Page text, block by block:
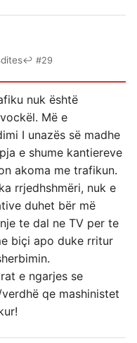
↩ #29
nuk është
Më e
I unazës së madhe
e shume kantiereve
akoma me trafikun.
rrjedhshmëri, nuk e
duhet bër më
te dal ne TV per te
biçi apo duke rritur
e ngarjes se
qe mashinistet